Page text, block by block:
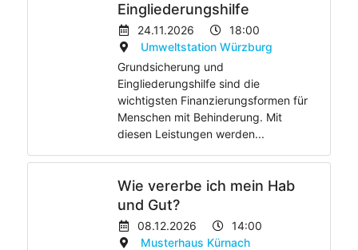
Eingliederungshilfe
24.11.2026
18:00
Umweltstation Würzburg
Grundsicherung und
Eingliederungshilfe sind die
wichtigsten Finanzierungsformen für
Menschen mit Behinderung. Mit
diesen Leistungen werden...
Wie vererbe ich mein Hab
und Gut?
08.12.2026
14:00
Musterhaus Kürnach